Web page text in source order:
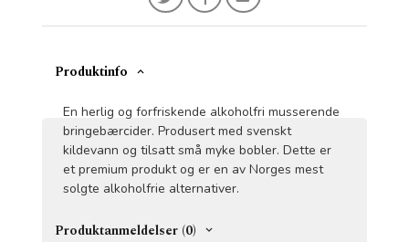
Produktinfo
En herlig og forfriskende alkoholfri musserende
bringebærcider. Produsert med svenskt
kildevann og tilsatt små myke bobler. Dette er
et premium produkt og er en av Norges mest
solgte alkoholfrie alternativer.
Produktanmeldelser (0)